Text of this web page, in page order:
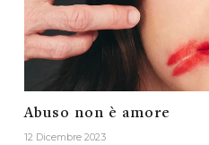
Abuso non è amore
12 Dicembre 2023